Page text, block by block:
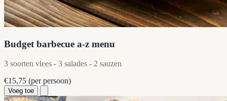
Budget barbecue a-z menu
3 soorten vlees - 3 salades - 2 sauzen
€15,75 (per persoon)
Voeg toe